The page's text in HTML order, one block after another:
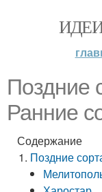
Поздние
Ранние
Содержание
Поздние